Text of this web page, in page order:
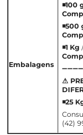
Embalagens
◾100
◾500
◾1 Kg
⚠
◾25
(42)